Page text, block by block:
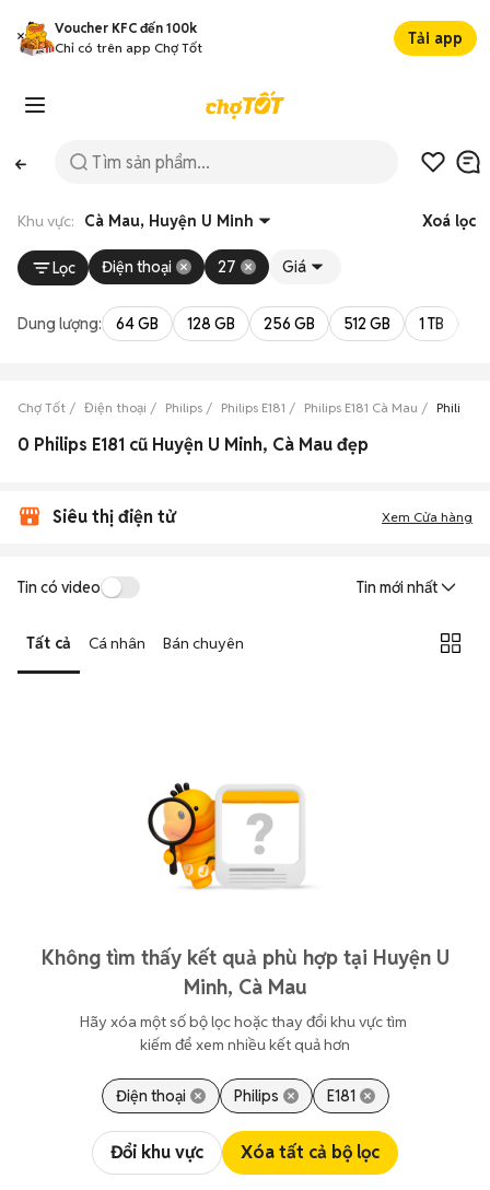
Voucher KFC đến 100k
Chỉ có trên app Chợ Tốt
Tải app
Khu vực: Cà Mau, Huyện U Minh Xoá lọc
Lọc Điện thoại 27 Giá
Dung lượng: 64 GB 128 GB 256 GB 512 GB 1 TB
Chợ Tốt Điện thoại Philips Philips E181 Philips E181 Cà Mau Philips
0 Philips E181 cũ Huyện U Minh, Cà Mau đẹp
Siêu thị điện tử Xem Cửa hàng
Tin có video Tin mới nhất
Tất cả Cá nhân Bán chuyên
Không tìm thấy kết quả phù hợp tại Huyện U
Minh, Cà Mau
Hãy xóa một số bộ lọc hoặc thay đổi khu vực tìm
kiếm để xem nhiều kết quả hơn
Điện thoại Philips E181
Đổi khu vực Xóa tất cả bộ lọc